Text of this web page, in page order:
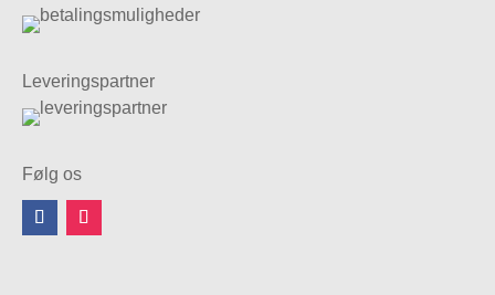
Leveringspartner
Følg os